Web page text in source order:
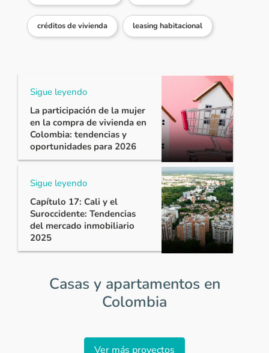
créditos de vivienda leasing habitacional
Sigue leyendo
La participación de la mujer
en la compra de vivienda en
Colombia: tendencias y
oportunidades para 2026
Sigue leyendo
Capítulo 17: Cali y el
Suroccidente: Tendencias
del mercado inmobiliario
2025
Casas y apartamentos en
Colombia
Ver más proyectos